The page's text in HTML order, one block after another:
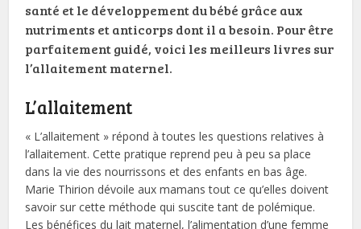
santé et le développement du bébé grâce aux
nutriments et anticorps dont il a besoin. Pour être
parfaitement guidé, voici les meilleurs livres sur
l’allaitement maternel.
L’allaitement
« L’allaitement » répond à toutes les questions relatives à
l’allaitement. Cette pratique reprend peu à peu sa place
dans la vie des nourrissons et des enfants en bas âge.
Marie Thirion dévoile aux mamans tout ce qu’elles doivent
savoir sur cette méthode qui suscite tant de polémique.
Les bénéfices du lait maternel, l’alimentation d’une femme